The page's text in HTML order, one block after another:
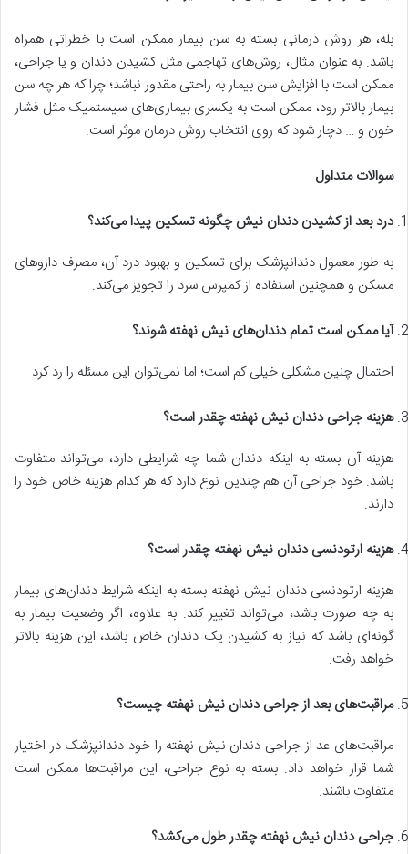
بله، هر روش درمانی بسته به سن بیمار ممکن است با خطراتی همراه
باشد. به عنوان مثال، روش‌های تهاجمی مثل کشیدن دندان و یا جراحی،
ممکن است با افزایش سن بیمار به راحتی مقدور نباشد؛ چرا که هر چه سن
بیمار بالاتر رود، ممکن است به یکسری بیماری‌های سیستمیک مثل فشار
خون و … دچار شود که روی انتخاب روش درمان موثر است.
سوالات متداول
درد بعد از کشیدن دندان نیش چگونه تسکین پیدا می‌کند؟
به طور معمول دندانپزشک برای تسکین و بهبود درد آن، مصرف داروهای
مسکن و همچنین استفاده از کمپرس سرد را تجویز می‌کند.
آیا ممکن است تمام دندان‌های نیش نهفته شوند؟
احتمال چنین مشکلی خیلی کم است؛ اما نمی‌توان این مسئله را رد کرد.
هزینه جراحی دندان نیش نهفته چقدر است؟
هزینه آن بسته به اینکه دندان شما چه شرایطی دارد، می‌تواند متفاوت
باشد. خود جراحی آن هم چندین نوع دارد که هر کدام هزینه خاص خود را
دارند.
هزینه ارتودنسی دندان نیش نهفته چقدر است؟
هزینه ارتودنسی دندان نیش نهفته بسته به اینکه شرایط دندان‌های بیمار
به چه صورت باشد، می‌تواند تغییر کند. به علاوه، اگر وضعیت بیمار به
گونه‌ای باشد که نیاز به کشیدن یک دندان خاص باشد، این هزینه بالاتر
خواهد رفت.
مراقبت‌های بعد از جراحی دندان نیش نهفته چیست؟
مراقبت‌های عد از جراحی دندان نیش نهفته را خود دندانپزشک در اختیار
شما قرار خواهد داد. بسته به نوع جراحی، این مراقبت‌ها ممکن است
متفاوت باشند.
جراحی دندان نیش نهفته چقدر طول می‌کشد؟